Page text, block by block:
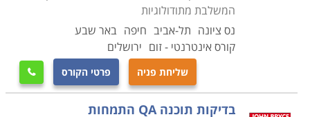
הארץ, למעשה אין מוסד לימודים אשר עוסק בתחום ההיי-טק
בו לא יהיה ניתן למצוא קורס חיוני ובסיסי זה. ניתן ללמוד
הכשרה זו בין בכל הערים הגדולות בארץ, ואף במספר
מכללות הנמצאות בפריפריה.
תחום בדיקות התוכנה הוא אולי התחום בו קיים את הביקוש
הגבוה ביותר לעובדים בענף ההיי-טק, והעוסקים בו זוכים
המשלבת מתודולוגיות
נס ציונה תל-אביב חיפה באר שבע
קורס אינטרנטי - זום ירושלים
שליחת פניה פרטי הקורס 
בדיקות תוכנה QA התמחות